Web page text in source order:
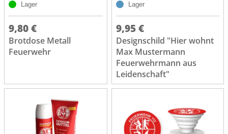
Lager
9,80 €
Brotdose Metall
Feuerwehr
Lager
9,95 €
Designschild "Hier wohnt
Max Mustermann
Feuerwehrmann aus
Leidenschaft"